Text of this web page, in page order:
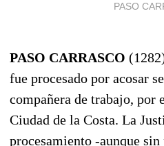
PASO
PASO CARRASCO
fue procesado por acosar
compañera de trabajo, por
Ciudad de la Costa. La
procesamiento -aunque